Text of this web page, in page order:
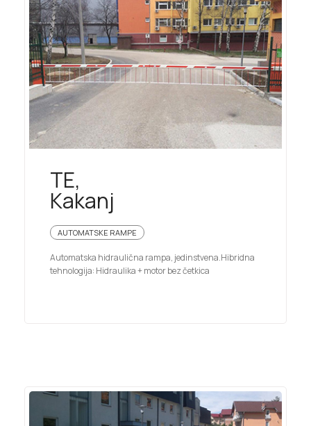
TE,
Kakanj
AUTOMATSKE RAMPE
Automatska hidraulična rampa, jedinstvena.Hibridna
tehnologija: Hidraulika + motor bez četkica